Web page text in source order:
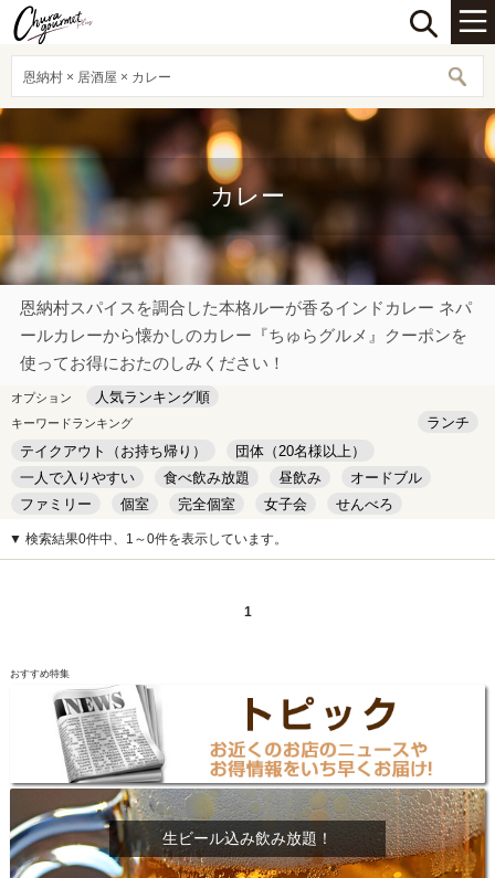
恩納村 × 居酒屋 × カレー
カレー
恩納村スパイスを調合した本格ルーが香るインドカレー ネパ
ールカレーから懐かしのカレー『ちゅらグルメ』クーポンを
使ってお得におたのしみください！
オプション 人気ランキング順
キーワードランキング
ランチ
テイクアウト（お持ち帰り）
団体（20名様以上）
一人で入りやすい
食べ飲み放題 昼飲み
オードブル
ファミリー
個室 完全個室 女子会
せんべろ
キッズルーム
安い デート
▼ 検索結果0件中、1～0件を表示しています。
1
おすすめ特集
生ビール込み飲み放題！